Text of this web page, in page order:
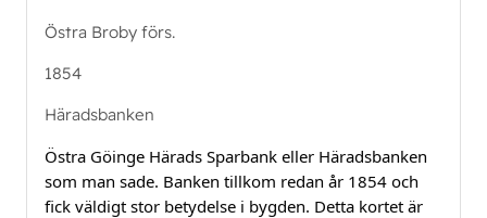
Östra Broby förs.
1854
Häradsbanken
Östra Göinge Härads Sparbank eller Häradsbanken
som man sade. Banken tillkom redan år 1854 och
fick väldigt stor betydelse i bygden. Detta kortet är